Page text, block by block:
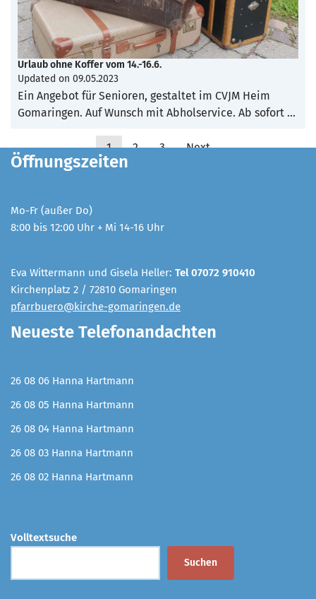
Urlaub ohne Koffer vom 14.-16.6.
Updated on 09.05.2023
Ein Angebot für Senioren, gestaltet im CVJM Heim
Gomaringen. Auf Wunsch mit Abholservice. Ab sofort …
1 2 3 Next
Öffnungszeiten
Mo-Fr (außer Do)
8:00 bis 12:00 Uhr + Mi 14-16 Uhr
Eva Wittermann und Gisela Heller: Tel 07072 910410
Kirchenplatz 2 / 72810 Gomaringen
pfarrbuero@kirche-gomaringen.de
Neueste Telefonandachten
26 08 06 Hanna Hartmann
26 08 05 Hanna Hartmann
26 08 04 Hanna Hartmann
26 08 03 Hanna Hartmann
26 08 02 Hanna Hartmann
Volltextsuche
Suchen